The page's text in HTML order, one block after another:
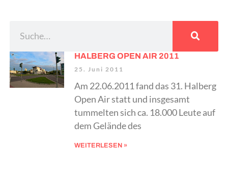
HALBERG OPEN AIR 2011
25. Juni 2011
Am 22.06.2011 fand das 31. Halberg
Open Air statt und insgesamt
tummelten sich ca. 18.000 Leute auf
dem Gelände des
WEITERLESEN »